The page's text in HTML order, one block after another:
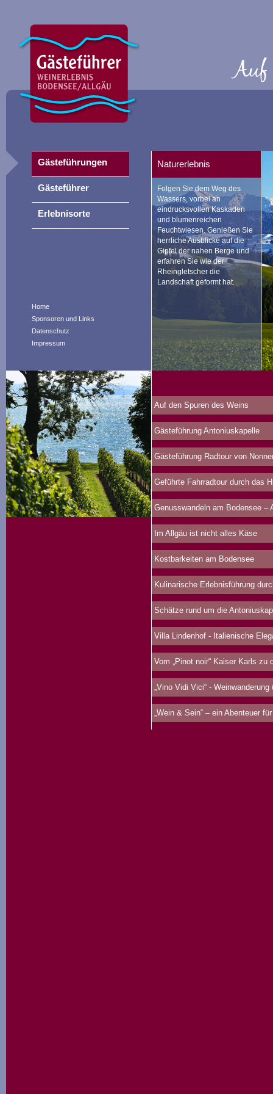
Home
Sponsoren und Links
Datenschutz
Impressum
Naturerlebnis
Folgen Sie dem Weg des
Wassers, vorbei an
eindrucksvollen Kaskaden
und blumenreichen
Feuchtwiesen. Genießen Sie
herrliche Ausblicke auf die
Gipfel der nahen Berge und
erfahren Sie wie der
Rheingletscher die
Landschaft geformt hat.
Auf den Spuren des Weins
Gästeführung Antoniuskapelle
Gästeführung Radtour von
Geführte Fahrradtour durch das
Genusswandeln am Bodensee –
Im Allgäu ist nicht alles Käse
Kostbarkeiten am Bodensee
Kulinarische Erlebnisführung
Schätze rund um die
Villa Lindenhof - Italienische
Vom „Pinot noir“ Kaiser Karls zu
„Vino Vidi Vici“ -
„Wein & Sein“ – ein Abenteuer
Gästeführungen
Gästeführer
Erlebnisorte